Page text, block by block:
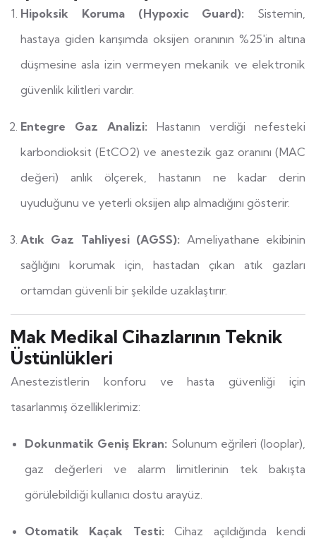
Hipoksik Koruma (Hypoxic Guard): Sistemin,
hastaya giden karışımda oksijen oranının %25'in altına
düşmesine asla izin vermeyen mekanik ve elektronik
güvenlik kilitleri vardır.
Entegre Gaz Analizi: Hastanın verdiği nefesteki
karbondioksit (EtCO2) ve anestezik gaz oranını (MAC
değeri) anlık ölçerek, hastanın ne kadar derin
uyuduğunu ve yeterli oksijen alıp almadığını gösterir.
Atık Gaz Tahliyesi (AGSS): Ameliyathane ekibinin
sağlığını korumak için, hastadan çıkan atık gazları
ortamdan güvenli bir şekilde uzaklaştırır.
Mak Medikal Cihazlarının Teknik
Üstünlükleri
Anestezistlerin konforu ve hasta güvenliği için
tasarlanmış özelliklerimiz:
Dokunmatik Geniş Ekran: Solunum eğrileri (looplar),
gaz değerleri ve alarm limitlerinin tek bakışta
görülebildiği kullanıcı dostu arayüz.
Otomatik Kaçak Testi: Cihaz açıldığında kendi